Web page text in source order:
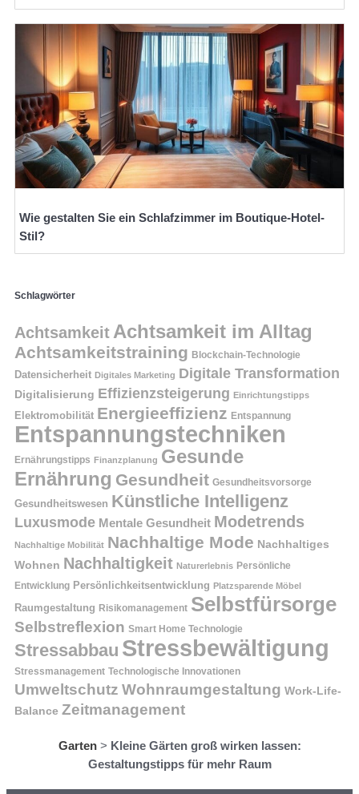
Wie gestalten Sie ein Schlafzimmer im Boutique-Hotel-
Stil?
Schlagwörter
Achtsamkeit Achtsamkeit im Alltag
Achtsamkeitstraining Blockchain-Technologie
Datensicherheit Digitales Marketing Digitale Transformation
Digitalisierung Effizienzsteigerung Einrichtungstipps
Elektromobilität Energieeffizienz Entspannung
Entspannungstechniken
Ernährungstipps Finanzplanung Gesunde
Ernährung Gesundheit Gesundheitsvorsorge
Gesundheitswesen Künstliche Intelligenz
Luxusmode Mentale Gesundheit Modetrends
Nachhaltige Mobilität Nachhaltige Mode Nachhaltiges
Wohnen Nachhaltigkeit Naturerlebnis Persönliche
Entwicklung Persönlichkeitsentwicklung Platzsparende Möbel
Raumgestaltung Risikomanagement Selbstfürsorge
Selbstreflexion Smart Home Technologie
Stressabbau Stressbewältigung
Stressmanagement Technologische Innovationen
Umweltschutz Wohnraumgestaltung Work-Life-
Balance Zeitmanagement
Garten> Kleine Gärten groß wirken lassen:
Gestaltungstipps für mehr Raum